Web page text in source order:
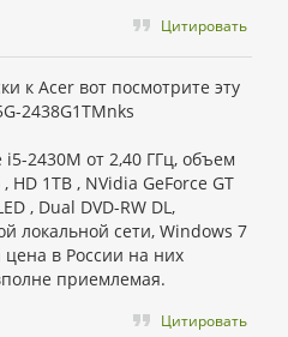
Цитировать
к Acer вот посмотрите эту
2438G1TMnks
2430M от 2,40 ГГц, объем
1TB , NVidia GeForce GT
, Dual DVD-RW DL,
локальной сети, Windows 7
в России на них
приемлемая.
Цитировать